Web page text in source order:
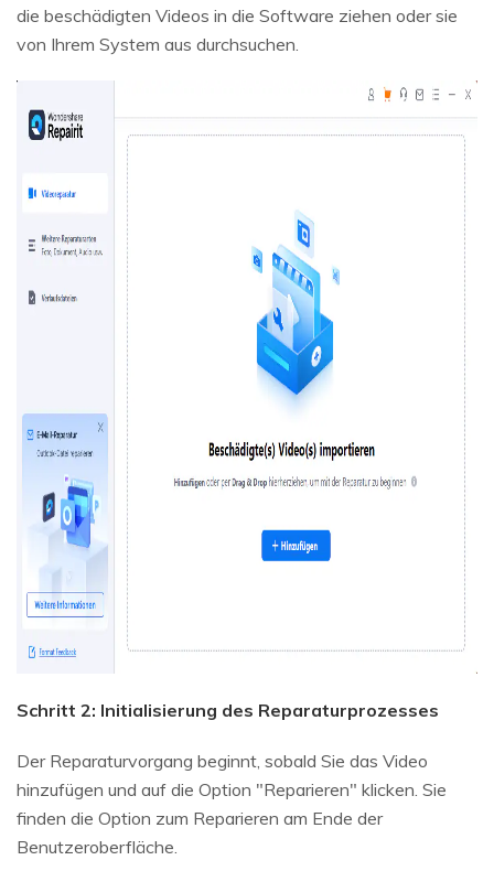
die beschädigten Videos in die Software ziehen oder sie
von Ihrem System aus durchsuchen.
Schritt 2: Initialisierung des Reparaturprozesses
Der Reparaturvorgang beginnt, sobald Sie das Video
hinzufügen und auf die Option "Reparieren" klicken. Sie
finden die Option zum Reparieren am Ende der
Benutzeroberfläche.